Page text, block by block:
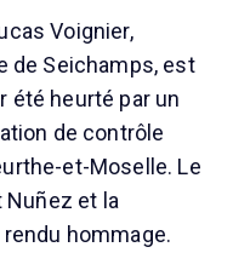
Voignier,
de Seichamps, est
été heurté par un
de contrôle
et-Moselle. Le
et la
hommage.